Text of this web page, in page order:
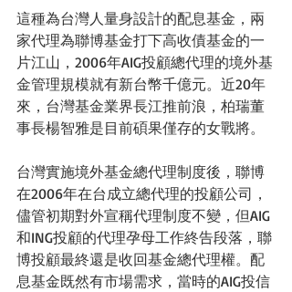
這種為台灣人量身設計的配息基金，兩
家代理為聯博基金打下高收債基金的一
片江山，2006年AIG投顧總代理的境外基
金管理規模就有新台幣千億元。近20年
來，台灣基金業界長江推前浪，柏瑞董
事長楊智雅是目前碩果僅存的女戰將。
台灣實施境外基金總代理制度後，聯博
在2006年在台成立總代理的投顧公司，
儘管初期對外宣稱代理制度不變，但AIG
和ING投顧的代理孕母工作終告段落，聯
博投顧最終還是收回基金總代理權。配
息基金既然有市場需求，當時的AIG投信